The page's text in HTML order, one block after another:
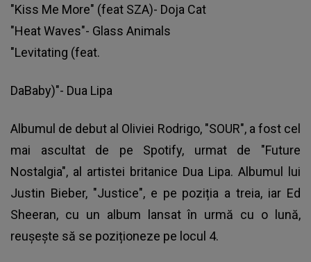
"Kiss Me More" (feat SZA)- Doja Cat
"Heat Waves"- Glass Animals
"Levitating (feat.
DaBaby)"- Dua Lipa
Albumul de debut al Oliviei Rodrigo, "SOUR", a fost cel
mai ascultat de pe Spotify, urmat de "Future
Nostalgia", al artistei britanice Dua Lipa. Albumul lui
Justin Bieber, "Justice", e pe poziția a treia, iar Ed
Sheeran, cu un album lansat în urmă cu o lună,
reușește să se poziționeze pe locul 4.